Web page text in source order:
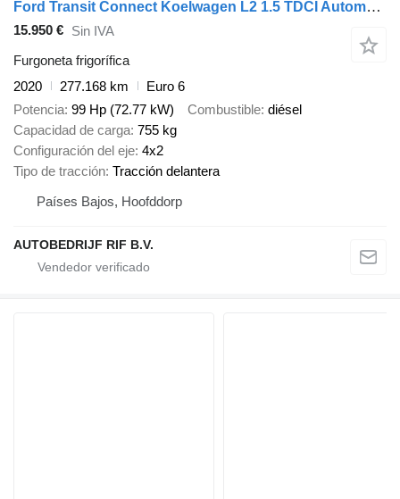
Ford Transit Connect Koelwagen L2 1.5 TDCI Automaat XARIOS 200 ST 230
15.950 € Sin IVA
Furgoneta frigorífica
2020
277.168 km
Euro 6
Potencia 99 Hp (72.77 kW) Combustible diésel
Capacidad de carga 755 kg
Configuración del eje 4x2
Tipo de tracción Tracción delantera
Países Bajos, Hoofddorp
AUTOBEDRIJF RIF B.V.